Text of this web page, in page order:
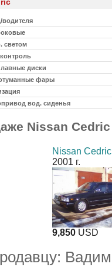
водителя
светом
диски
фары
вод. сиденья
Nissan Cedric
Nissan Cedric
2001 г.
9,850 USD
Вадим